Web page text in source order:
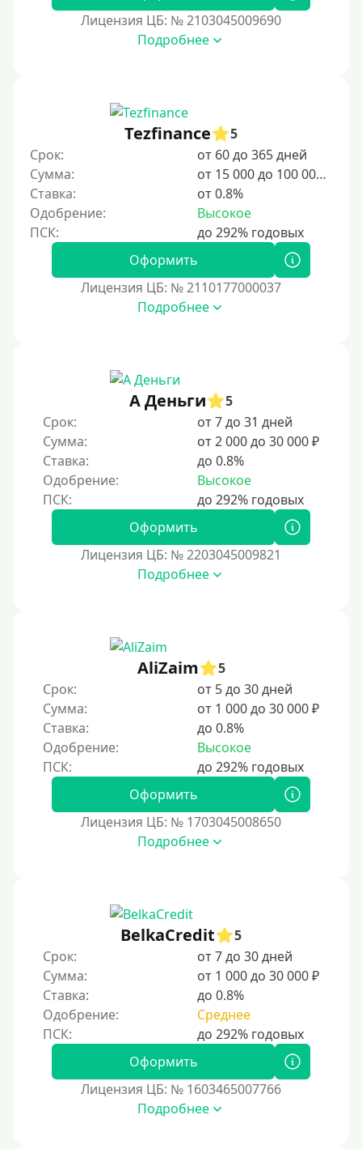
2 недели
15 дней
20 дней
21 день
На месяц
30 дней без процентов
4 месяца
5 месяцев
На полгода
180 дней
5 лет
Краткосрочные
Долгосрочные
Принятие решения
За 1 минуту
За 15 минут
За час
Срочные
Моментальные онлайн
В день обращения
Лицензия ЦБ: № 2103045009690
Подробнее
Tezfinance
5
Срок:
от 60 до 365 дней
Сумма:
от 15 000 до 100 000 ₽
Ставка:
от 0.8%
Одобрение:
Высокое
Оформить
Лицензия ЦБ: № 2110177000037
Подробнее
А Деньги
5
Срок:
от 7 до 31 дней
Сумма:
от 2 000 до 30 000 ₽
Ставка:
до 0.8%
Одобрение:
Высокое
Оформить
Лицензия ЦБ: № 2203045009821
Подробнее
AliZaim
5
Срок:
от 5 до 30 дней
Сумма:
от 1 000 до 30 000 ₽
Ставка:
до 0.8%
Одобрение:
Высокое
Оформить
Лицензия ЦБ: № 1703045008650
Подробнее
BelkaCredit
5
Срок:
от 7 до 30 дней
Сумма:
от 1 000 до 30 000 ₽
Ставка:
до 0.8%
Одобрение:
Среднее
Оформить
Лицензия ЦБ: № 1603465007766
Подробнее